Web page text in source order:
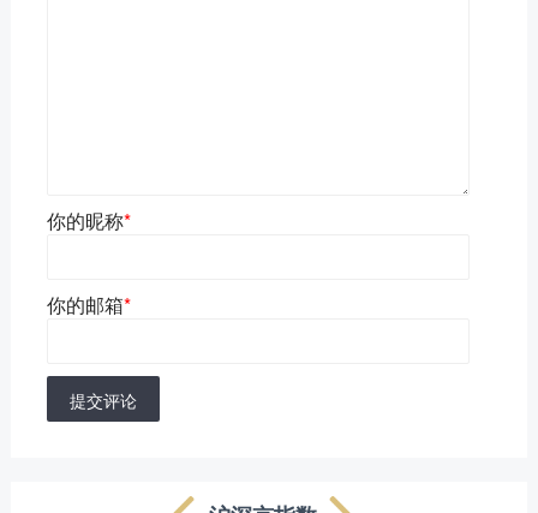
你的昵称*
你的邮箱*
提交评论